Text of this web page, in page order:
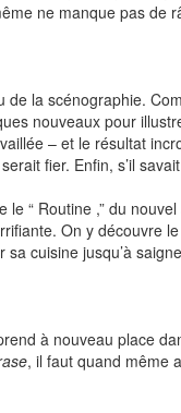
ne manque pas de
la scénographie.
nouveaux pour
– et le résultat
fier. Enfin, s’il
“ Routine ,” du
On y découvre
cuisine jusqu’à
à nouveau place
, il faut quand même